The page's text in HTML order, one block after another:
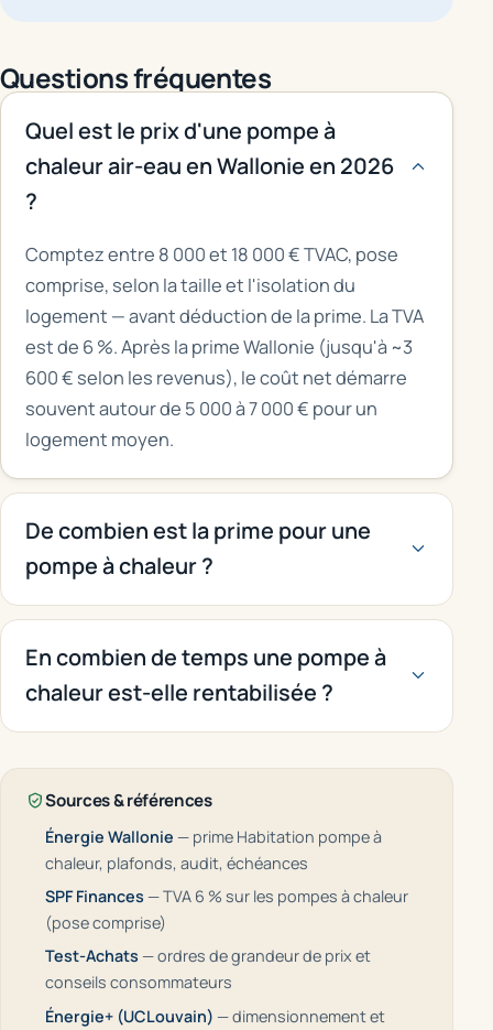
Questions fréquentes
Quel est le prix d'une pompe à
chaleur air-eau en Wallonie en 2026
?
Comptez entre 8 000 et 18 000 € TVAC, pose
comprise, selon la taille et l'isolation du
logement — avant déduction de la prime. La TVA
est de 6 %. Après la prime Wallonie (jusqu'à ~3
600 € selon les revenus), le coût net démarre
souvent autour de 5 000 à 7 000 € pour un
logement moyen.
De combien est la prime pour une
pompe à chaleur ?
En combien de temps une pompe à
chaleur est-elle rentabilisée ?
Sources & références
Énergie Wallonie — prime Habitation pompe à
chaleur, plafonds, audit, échéances
SPF Finances — TVA 6 % sur les pompes à chaleur
(pose comprise)
Test-Achats — ordres de grandeur de prix et
conseils consommateurs
Énergie+ (UCLouvain) — dimensionnement et